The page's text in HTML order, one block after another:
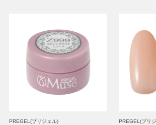
PREGEL(プリジェル) PREGEL(プリ